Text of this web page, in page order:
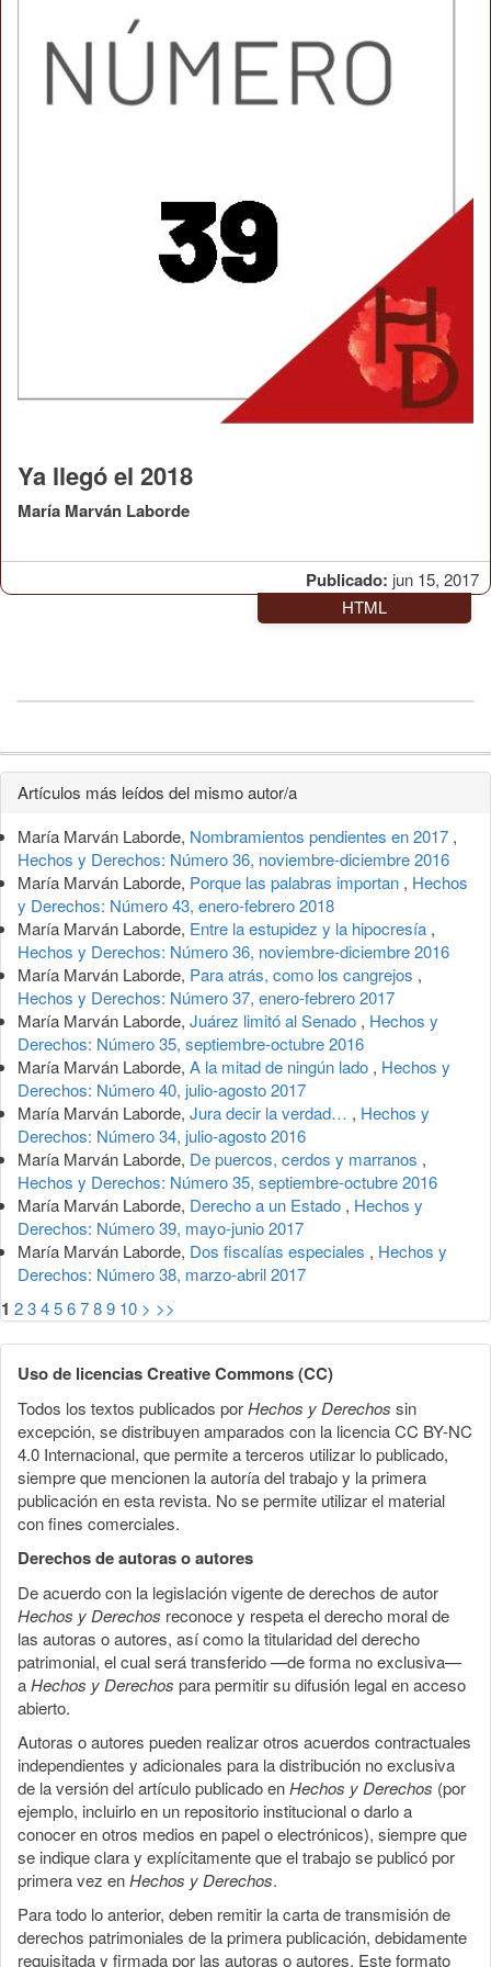
Publicado: jun 15, 2017
Ya llegó el 2018
María Marván Laborde
HTML
Detalles
del
artículo
Artículos más leídos del mismo autor/a
María Marván Laborde, Nombramientos pendientes en 2017 ,
Hechos y Derechos: Número 36, noviembre-diciembre 2016
María Marván Laborde, Porque las palabras importan , Hechos
y Derechos: Número 43, enero-febrero 2018
María Marván Laborde, Entre la estupidez y la hipocresía ,
Hechos y Derechos: Número 36, noviembre-diciembre 2016
María Marván Laborde, Para atrás, como los cangrejos ,
Hechos y Derechos: Número 37, enero-febrero 2017
María Marván Laborde, Juárez limitó al Senado , Hechos y
Derechos: Número 35, septiembre-octubre 2016
María Marván Laborde, A la mitad de ningún lado , Hechos y
Derechos: Número 40, julio-agosto 2017
María Marván Laborde, Jura decir la verdad… , Hechos y
Derechos: Número 34, julio-agosto 2016
María Marván Laborde, De puercos, cerdos y marranos ,
Hechos y Derechos: Número 35, septiembre-octubre 2016
María Marván Laborde, Derecho a un Estado , Hechos y
Derechos: Número 39, mayo-junio 2017
María Marván Laborde, Dos fiscalías especiales , Hechos y
Derechos: Número 38, marzo-abril 2017
1 23456789 10 > >>
Uso de licencias Creative Commons (CC)
Todos los textos publicados porHechos y Derechos sin
excepción, se distribuyen amparados con la licencia CC BY-NC
4.0 Internacional, que permite a terceros utilizar lo publicado,
siempre que mencionen la autoría del trabajo y la primera
publicación en esta revista. No se permite utilizar el material
con fines comerciales.
Derechos de autoras o autores
De acuerdo con la legislación vigente de derechos de autor
Hechos y Derechos reconoce y respeta el derecho moral de
las autoras o autores, así como la titularidad del derecho
patrimonial, el cual será transferido —de forma no exclusiva—
aHechos y Derechos para permitir su difusión legal en acceso
abierto.
Autoras o autores pueden realizar otros acuerdos contractuales
independientes y adicionales para la distribución no exclusiva
de la versión del artículo publicado enHechos y Derechos (por
ejemplo, incluirlo en un repositorio institucional o darlo a
conocer en otros medios en papel o electrónicos), siempre que
se indique clara y explícitamente que el trabajo se publicó por
primera vez enHechos y Derechos.
Para todo lo anterior, deben remitir la carta de transmisión de
derechos patrimoniales de la primera publicación, debidamente
requisitada y firmada por las autoras o autores. Este formato